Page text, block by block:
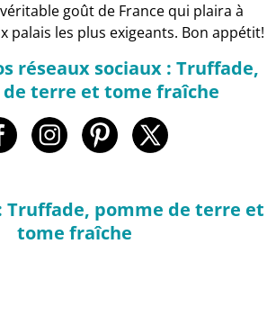
goût de France qui plaira à
palais les plus exigeants. Bon appétit!
réseaux sociaux : Truffade,
terre et tome fraîche
Truffade, pomme de terre et
tome fraîche